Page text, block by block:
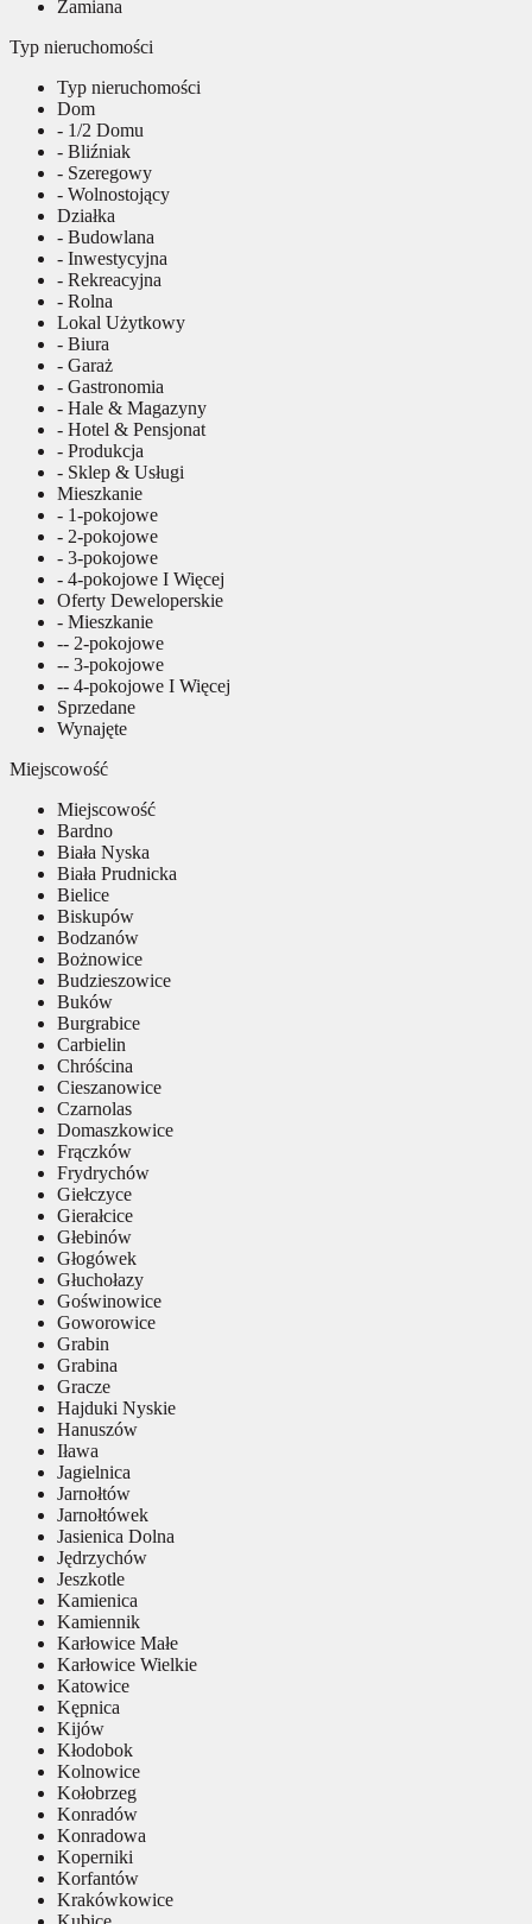
Zamiana
Typ nieruchomości
Typ nieruchomości
Dom
- 1/2 Domu
- Bliźniak
- Szeregowy
- Wolnostojący
Działka
- Budowlana
- Inwestycyjna
- Rekreacyjna
- Rolna
Lokal Użytkowy
- Biura
- Garaż
- Gastronomia
- Hale & Magazyny
- Hotel & Pensjonat
- Produkcja
- Sklep & Usługi
Mieszkanie
- 1-pokojowe
- 2-pokojowe
- 3-pokojowe
- 4-pokojowe I Więcej
Oferty Deweloperskie
- Mieszkanie
-- 2-pokojowe
-- 3-pokojowe
-- 4-pokojowe I Więcej
Sprzedane
Wynajęte
Miejscowość
Miejscowość
Bardno
Biała Nyska
Biała Prudnicka
Bielice
Biskupów
Bodzanów
Bożnowice
Budzieszowice
Buków
Burgrabice
Carbielin
Chróścina
Cieszanowice
Czarnolas
Domaszkowice
Frączków
Frydrychów
Giełczyce
Gierałcice
Głebinów
Głogówek
Głuchołazy
Goświnowice
Goworowice
Grabin
Grabina
Gracze
Hajduki Nyskie
Hanuszów
Iława
Jagielnica
Jarnołtów
Jarnołtówek
Jasienica Dolna
Jędrzychów
Jeszkotle
Kamienica
Kamiennik
Karłowice Małe
Karłowice Wielkie
Katowice
Kępnica
Kijów
Kłodobok
Kolnowice
Kołobrzeg
Konradów
Konradowa
Koperniki
Korfantów
Krakówkowice